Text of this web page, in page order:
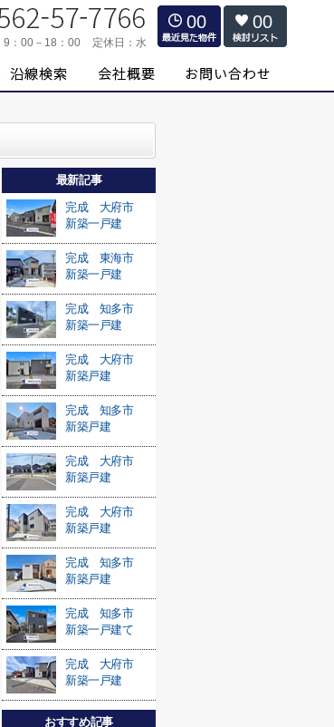
9：00－18：00 定休日： 水
00 00
最新記事
完成 大府市
新築一戸建
完成 東海市
新築一戸建
完成 知多市
新築一戸建
完成 大府市
新築戸建
完成 知多市
新築戸建
完成 大府市
新築戸建
完成 大府市
新築戸建
完成 知多市
新築戸建
完成 知多市
新築一戸建て
完成 大府市
新築一戸建
おすすめ記事